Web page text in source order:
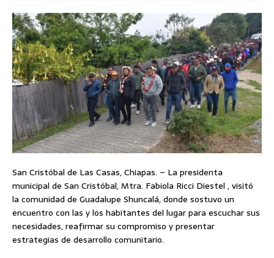
San Cristóbal de Las Casas, Chiapas. – La presidenta
municipal de San Cristóbal, Mtra. Fabiola Ricci Diestel , visitó
la comunidad de Guadalupe Shuncalá, donde sostuvo un
encuentro con las y los habitantes del lugar para escuchar sus
necesidades, reafirmar su compromiso y presentar
estrategias de desarrollo comunitario.